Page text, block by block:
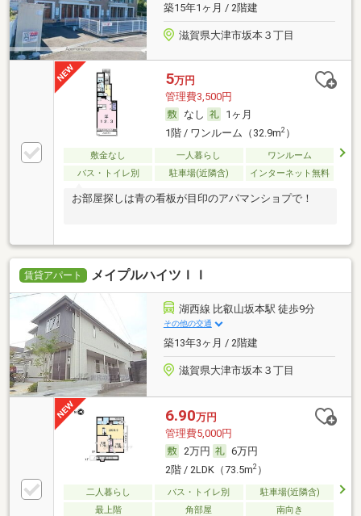
築15年1ヶ月 / 2階建
滋賀県大津市坂本３丁目
5万円
管理費3,500円
なし
1ヶ月
1階 / ワンルーム（32.9m2）
敷金なし 一人暮らし
ワンルーム
バス・トイレ別
駐車場(近隣含) インターネット無料
お部屋探しは青の看板が目印のアパマンショプで！
賃貸アパート メイプルハイツＩＩ
湖西線 比叡山坂本駅 徒歩9分
その他の交通
築13年3ヶ月 / 2階建
滋賀県大津市坂本３丁目
6.90万円
管理費5,000円
2万円
6万円
2階 / 2LDK（73.5m2）
二人暮らし バス・トイレ別
駐車場(近隣含)
最上階
角部屋 南向き